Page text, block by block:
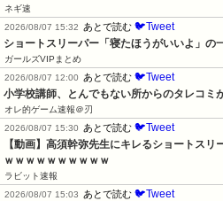
ネギ速
2026/08/07 15:32
あとで読む 🐦Tweet
ショートスリーパー「寝たほうがいいよ」の
ガールズVIPまとめ
2026/08/07 12:00
あとで読む 🐦Tweet
小学校講師、とんでもない所からのタレコミ
オレ的ゲーム速報＠刃
2026/08/07 15:30
あとで読む 🐦Tweet
【動画】高須幹弥先生にキレるショートス
ｗｗｗｗｗｗｗｗｗｗ
ラビット速報
2026/08/07 15:03
あとで読む 🐦Tweet